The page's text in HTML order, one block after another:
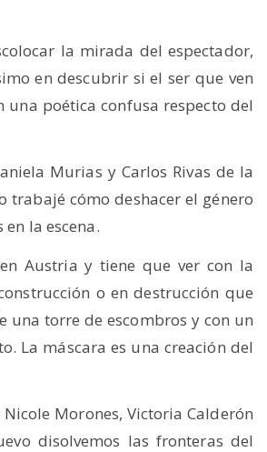
la mirada del espectador,
en descubrir si el ser que ven
poética confusa respecto del
Murias y Carlos Rivas de la
trabajé cómo deshacer el género
la escena.
Austria y tiene que ver con la
o en destrucción que
torre de escombros y con un
La máscara es una creación del
Morones, Victoria Calderón
disolvemos las fronteras del